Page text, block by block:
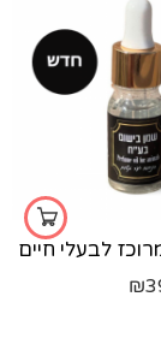
לבעלי חיים
₪